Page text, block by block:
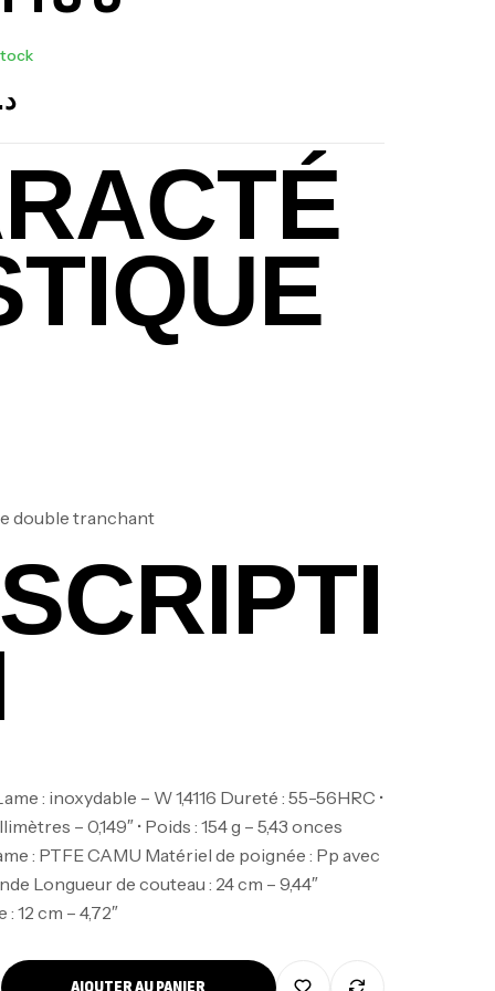
double tranchant
: inoxydable – W 1,4116 Dureté : 55-56HRC •
– 0,149″ • Poids : 154 g – 5,43 onces
: PTFE CAMU Matériel de poignée : Pp avec
Longueur de couteau : 24 cm – 9,44″
12 cm – 4,72″
Jigging Sunset Massive Attack
120/250gr 30kg
,Jigging
د.ت379,000